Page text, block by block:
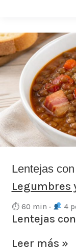
Lentejas
Legumbres
⏱ 60 min · 4
Lentejas
Lentejas
con
chorizo
caseras
Leer más »